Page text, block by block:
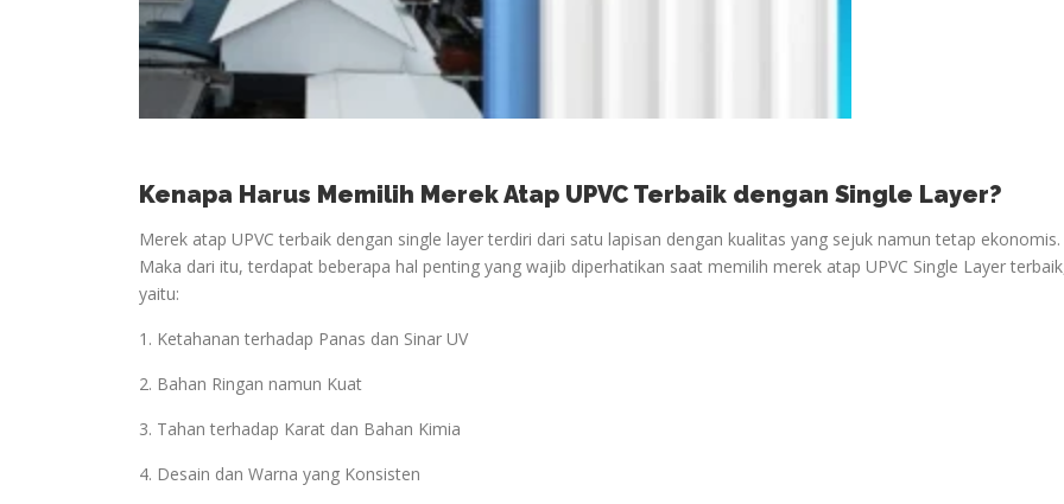
Kenapa Harus Memilih Merek Atap UPVC Terbaik dengan Single Layer?
Merek atap UPVC terbaik dengan single layer terdiri dari satu lapisan dengan kualitas yang sejuk namun tetap ekonomis.
Maka dari itu, terdapat beberapa hal penting yang wajib diperhatikan saat memilih merek atap UPVC Single Layer
yaitu:
1. Ketahanan terhadap Panas dan Sinar UV
2. Bahan Ringan namun Kuat
3. Tahan terhadap Karat dan Bahan Kimia
4. Desain dan Warna yang Konsisten